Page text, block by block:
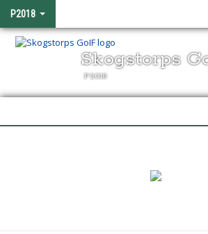
P2018
Skogstorps
P2018